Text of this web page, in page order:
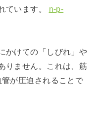
ています。 n-p-
かけての「しびれ」や
りません。これは、筋
が圧迫されることで